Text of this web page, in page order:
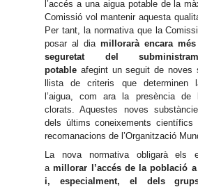
l’accés a una aigua potable de la
Comissió vol mantenir aquesta
Per tant, la normativa que la
posar al dia millorarà encara
seguretat del
potable afegint un seguit de noves
llista de criteris que determinen
l’aigua, com ara la presència de
clorats. Aquestes noves
dels últims coneixements
recomanacions de l’Organització
La nova normativa obligarà els
amillorar l’accés de la població a
i, especialment, el dels